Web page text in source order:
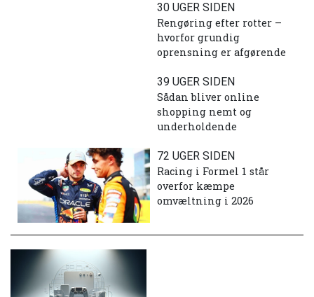
30 UGER SIDEN
Rengøring efter rotter –
hvorfor grundig
oprensning er afgørende
39 UGER SIDEN
Sådan bliver online
shopping nemt og
underholdende
72 UGER SIDEN
Racing i Formel 1 står
overfor kæmpe
omvæltning i 2026